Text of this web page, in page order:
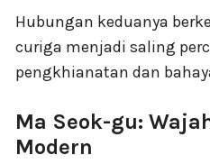
Hubungan keduanya
curiga menjadi saling
pengkhianatan dan
Ma Seok-gu:
Modern